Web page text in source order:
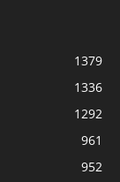
1379
1336
1292
961
952